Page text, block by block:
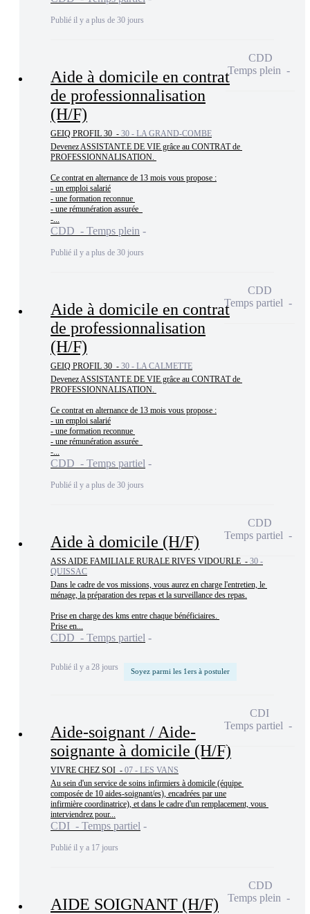
Publié il y a plus de 30 jours
Aide à domicile en contrat
de professionnalisation
(H/F)
GEIQ PROFIL 30 - 30 - LA GRAND-COMBE
Devenez ASSISTANT.E DE VIE grâce au CONTRAT de
PROFESSIONNALISATION.
Ce contrat en alternance de 13 mois vous propose :
- un emploi salarié
- une formation reconnue
- une rémunération assurée
-...
CDD - Temps plein
Publié il y a plus de 30 jours
CDD
Temps plein
Aide à domicile en contrat
de professionnalisation
(H/F)
GEIQ PROFIL 30 - 30 - LA CALMETTE
Devenez ASSISTANT.E DE VIE grâce au CONTRAT de
PROFESSIONNALISATION.
Ce contrat en alternance de 13 mois vous propose :
- un emploi salarié
- une formation reconnue
- une rémunération assurée
-...
CDD - Temps partiel
Publié il y a plus de 30 jours
CDD
Temps partiel
Aide à domicile (H/F)
ASS AIDE FAMILIALE RURALE RIVES VIDOURLE - 30 -
QUISSAC
Dans le cadre de vos missions, vous aurez en charge l'entretien, le
ménage, la préparation des repas et la surveillance des repas.
Prise en charge des kms entre chaque bénéficiaires.
Prise en...
CDD - Temps partiel
Publié il y a 28 jours Soyez parmi les 1ers à postuler
CDD
Temps partiel
Aide-soignant / Aide-
soignante à domicile (H/F)
VIVRE CHEZ SOI - 07 - LES VANS
Au sein d'un service de soins infirmiers à domicile (équipe
composée de 10 aides-soignant/es), encadrées par une
infirmière coordinatrice), et dans le cadre d'un remplacement, vous
interviendrez pour...
CDI - Temps partiel
Publié il y a 17 jours
CDI
Temps partiel
AIDE SOIGNANT (H/F)
CDD
Temps plein